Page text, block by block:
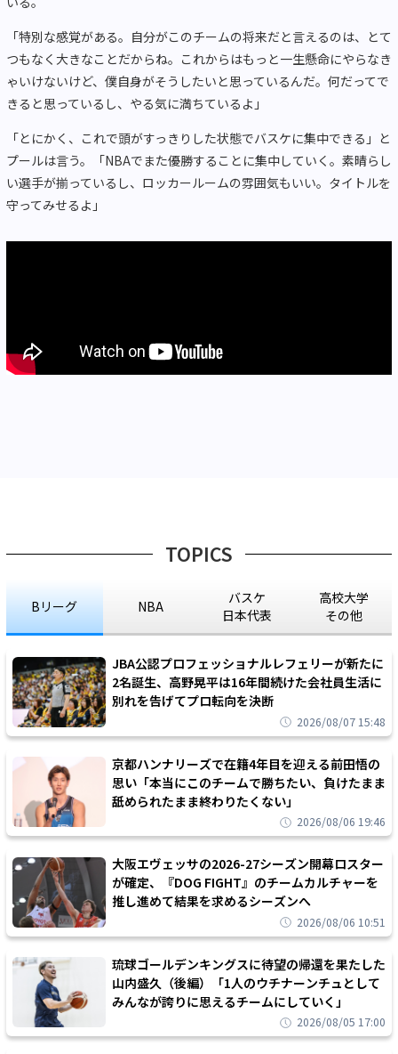
「特別な感覚がある。自分がこのチームの将来だと言えるのは、とて
つもなく大きなことだからね。これからはもっと一生懸命にやらなき
ゃいけないけど、僕自身がそうしたいと思っているんだ。何だってで
きると思っているし、やる気に満ちているよ」
「とにかく、これで頭がすっきりした状態でバスケに集中できる」と
プールは言う。「NBAでまた優勝することに集中していく。素晴らし
い選手が揃っているし、ロッカールームの雰囲気もいい。タイトルを
守ってみせるよ」
TOPICS
Bリーグ NBA
バスケ
日本代表
高校大学
その他
JBA公認プロフェッショナルレフェリーが新たに
2名誕生、高野晃平は16年間続けた会社員生活に
別れを告げてプロ転向を決断
2026/08/07 15:48
京都ハンナリーズで在籍4年目を迎える前田悟の
思い「本当にこのチームで勝ちたい、負けたまま
舐められたまま終わりたくない」
2026/08/06 19:46
大阪エヴェッサの2026-27シーズン開幕ロスター
が確定、『DOG FIGHT』のチームカルチャーを
推し進めて結果を求めるシーズンへ
2026/08/06 10:51
琉球ゴールデンキングスに待望の帰還を果たした
山内盛久（後編）「1人のウチナーンチュとして
みんなが誇りに思えるチームにしていく」
2026/08/05 17:00